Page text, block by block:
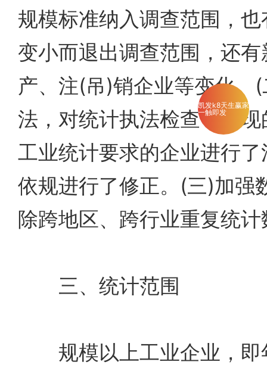
规模标准纳入调查范围，
变小而退出调查范围，还
产、注(吊)销企业等变化。
法，对统计执法检查中发
工业统计要求的企业进行
依规进行了修正。(三)加强
除跨地区、跨行业重复统计
三、统计范围
规模以上工业企业，即
凯发k8天生赢家
一触即发